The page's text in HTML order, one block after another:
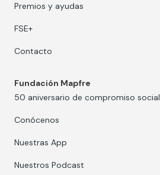
Premios y ayudas
FSE+
Contacto
Fundación Mapfre
50 aniversario de compromiso social
Conócenos
Nuestras App
Nuestros Podcast